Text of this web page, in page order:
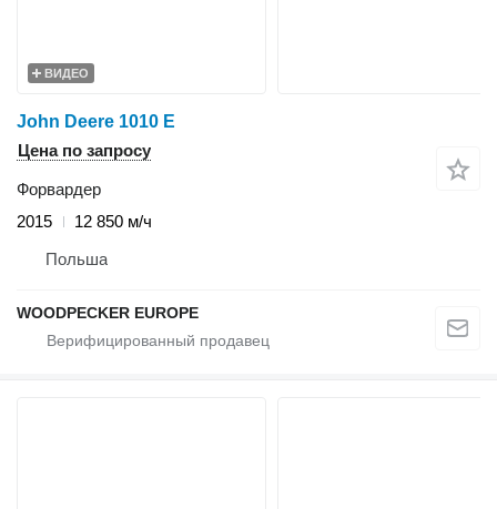
ВИДЕО
John Deere 1010 E
Цена по запросу
Форвардер
2015
12 850 м/ч
Польша
WOODPECKER EUROPE